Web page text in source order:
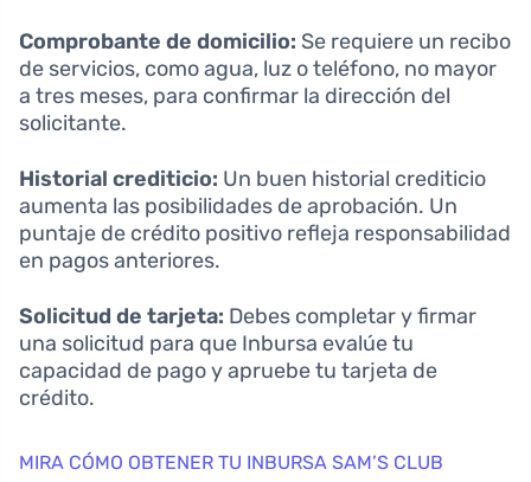
Comprobante de domicilio: Se requiere un recibo
de servicios, como agua, luz o teléfono, no mayor
a tres meses, para confirmar la dirección del
solicitante.
Historial crediticio: Un buen historial crediticio
aumenta las posibilidades de aprobación. Un
puntaje de crédito positivo refleja responsabilidad
en pagos anteriores.
Solicitud de tarjeta: Debes completar y firmar
una solicitud para que Inbursa evalúe tu
capacidad de pago y apruebe tu tarjeta de
crédito.
MIRA CÓMO OBTENER TU INBURSA SAM’S CLUB